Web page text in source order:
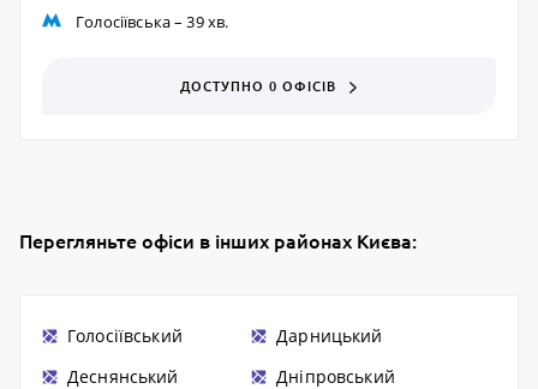
Голосіївська– 39 хв.
ДОСТУПНО 0 ОФІСІВ
Перегляньте офіси в інших районах Києва:
Голосіївський
Дарницький
Деснянський
Дніпровський